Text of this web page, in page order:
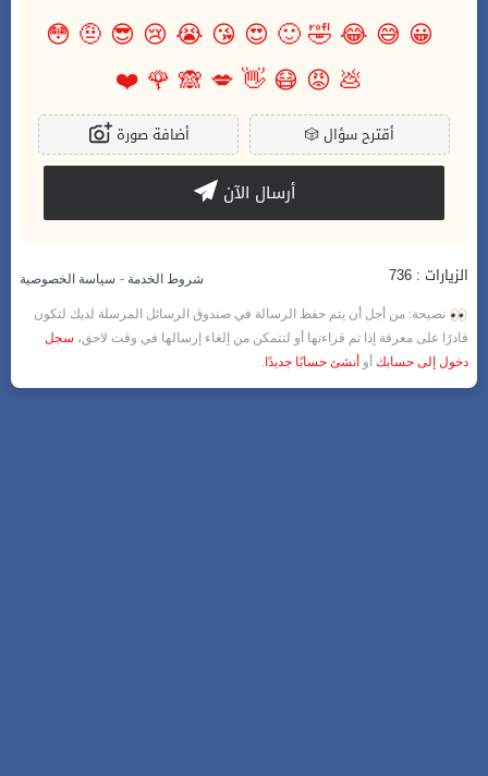
😀
😅
😂
🤣
🙂
😍
😘
😭
😢
😎
🤨
😳
💩
😡
😷
👋
💋
🙈
🌹
❤️
🎲أقترح سؤال أضافة صورة
أرسال الآن
الزيارات : 736 شروط الخدمة - سياسة الخصوصية
نصيحة: من أجل أن يتم حفظ الرسالة في صندوق الرسائل المرسلة لديك لتكون
قادرًا على معرفة إذا تم قراءتها أو لتتمكن من إلغاء إرسالها في وقت لاحق، سجل
دخول إلى حسابك أو أنشئ حسابًا جديدًا .